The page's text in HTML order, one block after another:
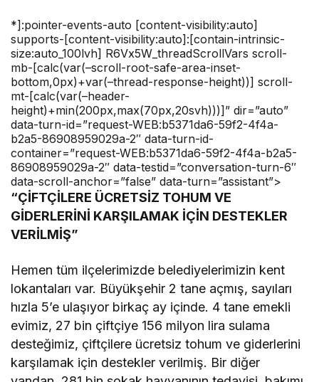
*]:pointer-events-auto [content-visibility:auto]
supports-[content-visibility:auto]:[contain-intrinsic-
size:auto_100lvh] R6Vx5W_threadScrollVars scroll-
mb-[calc(var(–scroll-root-safe-area-inset-
bottom,0px)+var(–thread-response-height))] scroll-
mt-[calc(var(–header-
height)+min(200px,max(70px,20svh)))]” dir=”auto”
data-turn-id=”request-WEB:b5371da6-59f2-4f4a-
b2a5-86908959029a-2″ data-turn-id-
container=”request-WEB:b5371da6-59f2-4f4a-b2a5-
86908959029a-2″ data-testid=”conversation-turn-6″
data-scroll-anchor=”false” data-turn=”assistant”>
“ÇİFTÇİLERE ÜCRETSİZ TOHUM VE
GİDERLERİNİ KARŞILAMAK İÇİN DESTEKLER
VERİLMİŞ”
Hemen tüm ilçelerimizde belediyelerimizin kent
lokantaları var. Büyükşehir 2 tane açmış, sayıları
hızla 5’e ulaşıyor birkaç ay içinde. 4 tane emekli
evimiz, 27 bin çiftçiye 156 milyon lira sulama
desteğimiz, çiftçilere ücretsiz tohum ve giderlerini
karşılamak için destekler verilmiş. Bir diğer